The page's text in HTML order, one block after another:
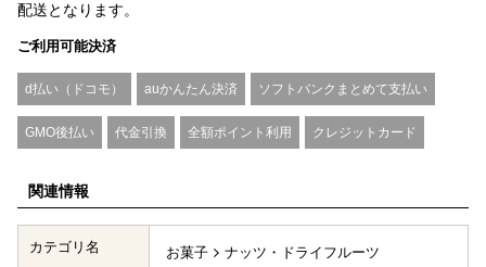
配送となります。
ご利用可能決済
d払い（ドコモ） auかんたん決済 ソフトバンクまとめて支払い
GMO後払い 代金引換 全額ポイント利用 クレジットカード
関連情報
カテゴリ名 お菓子
ナッツ・ドライフルーツ